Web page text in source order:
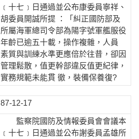
﹝十七﹞日通過並公布康委員寧祥、
胡委員開誠所提 ：「糾正國防部及
所屬海軍總司令部為陽字號軍艦服役
年齡已逾五十載，操作複雜，人員
素質與訓練水準更應倍於往昔，卻因
管理鬆散，值更幹部違反值更紀律，
實務規範未能貫 徹，裝備保養復?
87-12-17
監察院國防及情報委員會會議本
﹝十七﹞日通過並公布謝委員孟雄所